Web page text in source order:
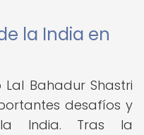
la India en
Bahadur Shastri
desafíos y
la India. Tras la